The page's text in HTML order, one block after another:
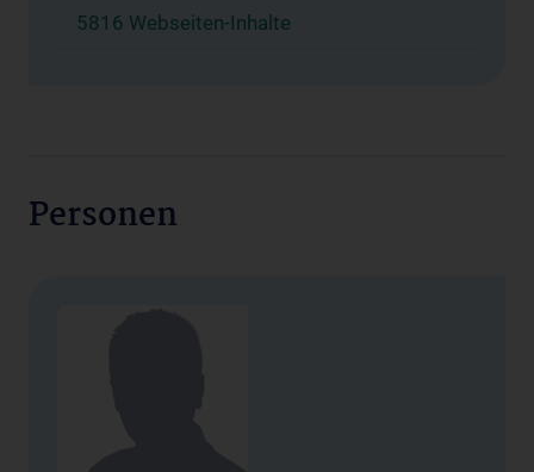
5816 Webseiten-Inhalte
Personen